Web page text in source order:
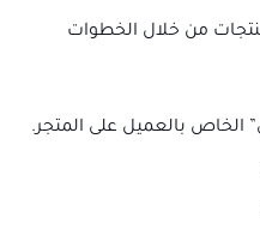
من خلال الخطوات
الخاص بالعميل على المتجر.